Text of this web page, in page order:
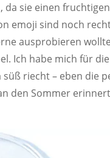
da sie einen
emoji sind noch
ausprobieren
Ich habe mich für
riecht – eben die
den Sommer